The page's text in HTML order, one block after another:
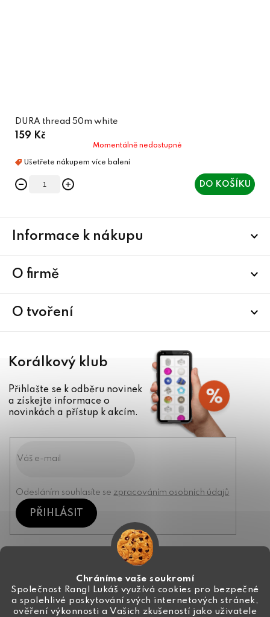
Chráníme vaše soukromí
Společnost Rangl Lukáš využívá cookies pro bezpečné
a spolehlivé poskytování svých internetových stránek,
ověření výkonnosti a Vašich zkušeností jako uživatele
DURA thread 50m white
159 Kč
Momentálně nedostupné
DO KOŠÍKU
Informace k nákupu
O firmě
O tvoření
Korálkový klub
Přihlašte se k odběru novinek
a získejte informace o
novinkách a přístup k akcím.
Odesláním souhlasíte se zpracováním osobních údajů
PŘIHLÁSIT
+420 774 444 191